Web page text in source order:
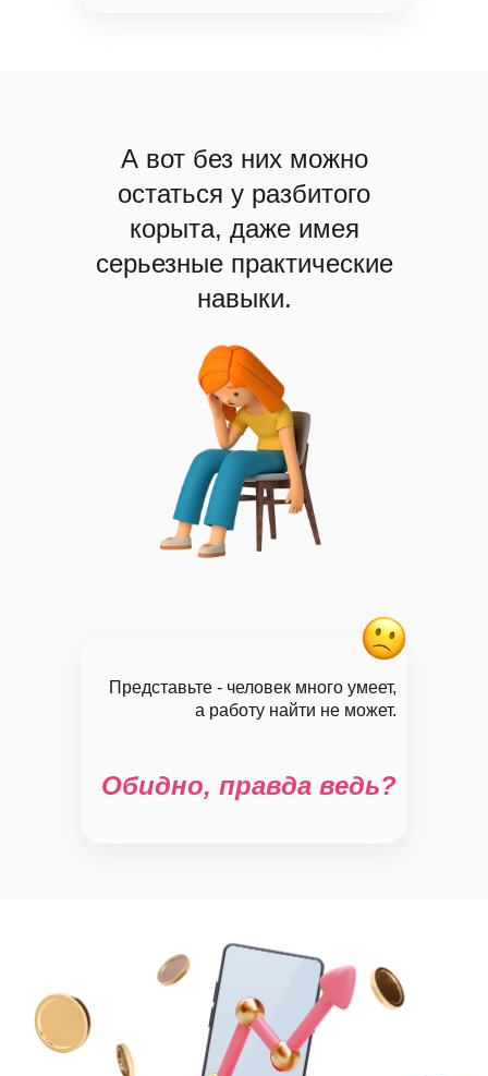
А вот без них можно
остаться у разбитого
корыта, даже имея
серьезные практические
навыки.
Представьте - человек много умеет,
а работу найти не может.
Обидно, правда ведь?